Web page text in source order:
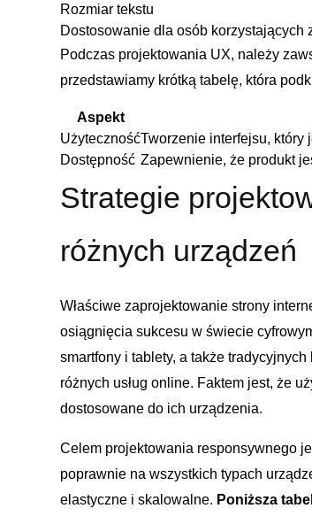
Rozmiar ‍tekstu
Dostosowanie dla osób korzystających
Podczas projektowania UX,​ należy
przedstawiamy krótką tabelę, która
Aspekt
UżytecznośćTworzenie interfejsu, ​który
Dostępność Zapewnienie, że produkt
Strategie‍
różnych urządzeń
Właściwe zaprojektowanie ‍strony
osiągnięcia sukcesu‌ w świecie
smartfony i tablety, a także
⁤różnych usług online. Faktem jest, że
dostosowane do ⁤ich urządzenia.
Celem ‍projektowania responsywnego‍
poprawnie na wszystkich typach
elastyczne i​ skalowalne. Poniższa